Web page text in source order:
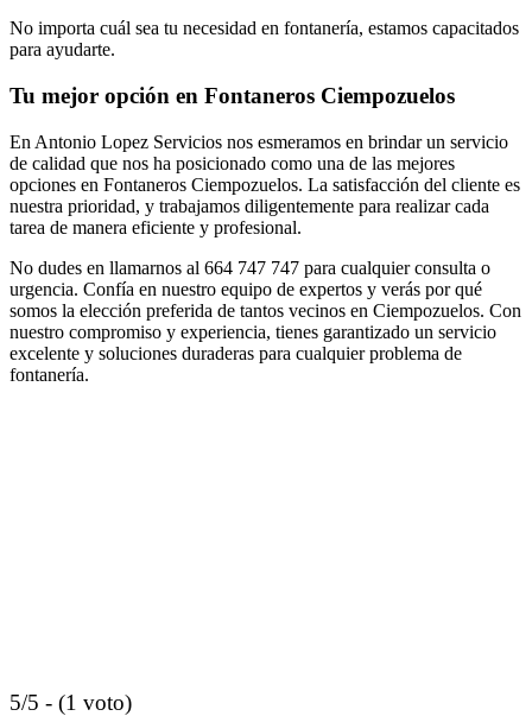
No importa cuál sea tu necesidad en fontanería, estamos capacitados
para ayudarte.
Tu mejor opción en Fontaneros Ciempozuelos
En Antonio Lopez Servicios nos esmeramos en brindar un servicio
de calidad que nos ha posicionado como una de las mejores
opciones en Fontaneros Ciempozuelos. La satisfacción del cliente es
nuestra prioridad, y trabajamos diligentemente para realizar cada
tarea de manera eficiente y profesional.
No dudes en llamarnos al 664 747 747 para cualquier consulta o
urgencia. Confía en nuestro equipo de expertos y verás por qué
somos la elección preferida de tantos vecinos en Ciempozuelos. Con
nuestro compromiso y experiencia, tienes garantizado un servicio
excelente y soluciones duraderas para cualquier problema de
fontanería.
5/5 - (1 voto)